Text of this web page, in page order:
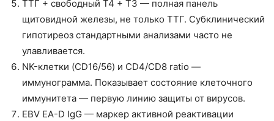
ТТГ + свободный Т4 + Т3 — полная панель
щитовидной железы, не только ТТГ. Субклинический
гипотиреоз стандартными анализами часто не
улавливается.
NK-клетки (CD16/56) и CD4/CD8 ratio —
иммунограмма. Показывает состояние клеточного
иммунитета — первую линию защиты от вирусов.
EBV EA-D IgG — маркер активной реактивации